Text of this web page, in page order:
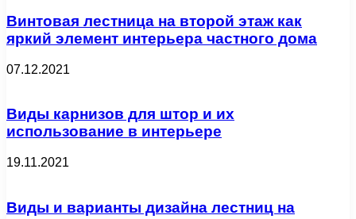
Винтовая лестница на второй этаж как
яркий элемент интерьера частного дома
07.12.2021
Виды карнизов для штор и их
использование в интерьере
19.11.2021
Виды и варианты дизайна лестниц на